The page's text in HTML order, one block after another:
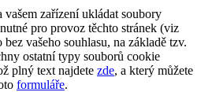
vašem zařízení ukládat soubory
pro provoz těchto stránek (viz
vašeho souhlasu, na základě tzv.
ostatní typy souborů cookie
plný text najdete zde, a který můžete
formuláře.